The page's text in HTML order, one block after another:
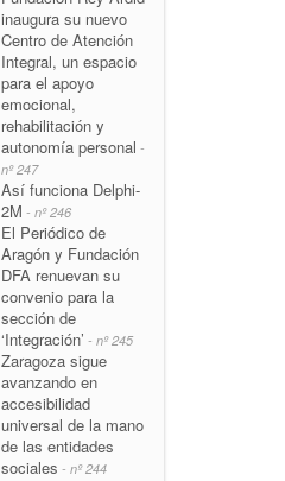
inaugura su nuevo
Centro de Atención
Integral, un espacio
para el apoyo
emocional,
rehabilitación y
autonomía personal -
nº 247
Así funciona Delphi-
2M - nº 246
El Periódico de
Aragón y Fundación
DFA renuevan su
convenio para la
sección de
‘Integración’ - nº 245
Zaragoza sigue
avanzando en
accesibilidad
universal de la mano
de las entidades
sociales - nº 244